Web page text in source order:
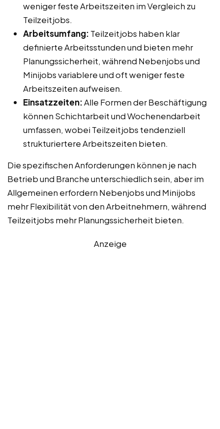
weniger feste Arbeitszeiten im Vergleich zu
Teilzeitjobs.
Arbeitsumfang: Teilzeitjobs haben klar
definierte Arbeitsstunden und bieten mehr
Planungssicherheit, während Nebenjobs und
Minijobs variablere und oft weniger feste
Arbeitszeiten aufweisen.
Einsatzzeiten:Alle Formen der Beschäftigung
können Schichtarbeit und Wochenendarbeit
umfassen, wobei Teilzeitjobs tendenziell
strukturiertere Arbeitszeiten bieten.
Die spezifischen Anforderungen können je nach
Betrieb und Branche unterschiedlich sein, aber im
Allgemeinen erfordern Nebenjobs und Minijobs
mehr Flexibilität von den Arbeitnehmern, während
Teilzeitjobs mehr Planungssicherheit bieten.
Anzeige